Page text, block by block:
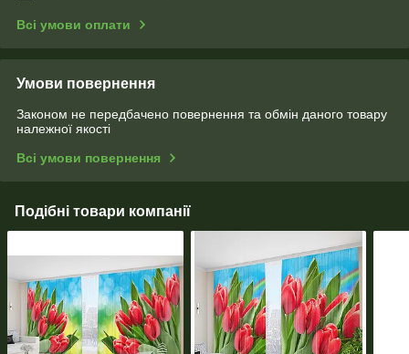
Всі умови оплати
Умови повернення
Законом не передбачено повернення та обмін даного товару
належної якості
Всі умови повернення
Подібні товари компанії